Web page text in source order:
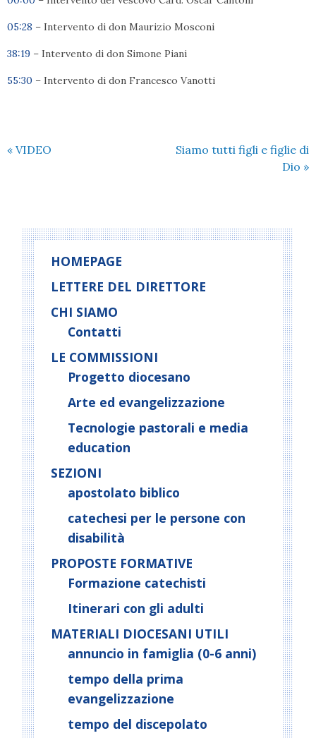
05:28 – Intervento di don Maurizio Mosconi
38:19 – Intervento di don Simone Piani
55:30 – Intervento di don Francesco Vanotti
« VIDEO
Siamo tutti figli e figlie di
Dio »
HOMEPAGE
LETTERE DEL DIRETTORE
CHI SIAMO
Contatti
LE COMMISSIONI
Progetto diocesano
Arte ed evangelizzazione
Tecnologie pastorali e media
education
SEZIONI
apostolato biblico
catechesi per le persone con
disabilità
PROPOSTE FORMATIVE
Formazione catechisti
Itinerari con gli adulti
MATERIALI DIOCESANI UTILI
annuncio in famiglia (0-6 anni)
tempo della prima
evangelizzazione
tempo del discepolato